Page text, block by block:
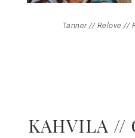
Tanner// Relove //
KAHVILA //